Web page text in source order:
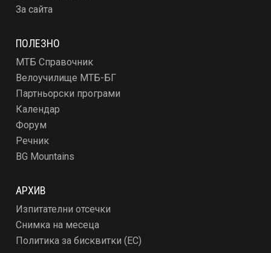
За сайта
ПОЛЕЗНО
МТБ Справочник
Велоучилище МТБ-БГ
Партньорски програми
Календар
Форум
Речник
BG Mountains
АРХИВ
Изпитателни отсечки
Снимка на месеца
Политика за бисквитки (ЕС)